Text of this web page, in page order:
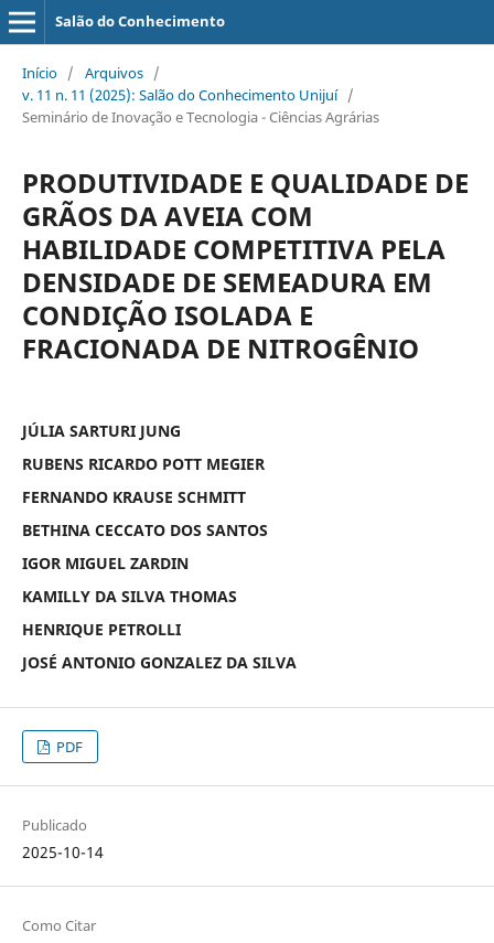
Salão do Conhecimento
Início / Arquivos /
v. 11 n. 11 (2025): Salão do Conhecimento Unijuí /
Seminário de Inovação e Tecnologia - Ciências Agrárias
PRODUTIVIDADE E QUALIDADE DE
GRÃOS DA AVEIA COM
HABILIDADE COMPETITIVA PELA
DENSIDADE DE SEMEADURA EM
CONDIÇÃO ISOLADA E
FRACIONADA DE NITROGÊNIO
JÚLIA SARTURI JUNG
RUBENS RICARDO POTT MEGIER
FERNANDO KRAUSE SCHMITT
BETHINA CECCATO DOS SANTOS
IGOR MIGUEL ZARDIN
KAMILLY DA SILVA THOMAS
HENRIQUE PETROLLI
JOSÉ ANTONIO GONZALEZ DA SILVA
PDF
Publicado
2025-10-14
Como Citar